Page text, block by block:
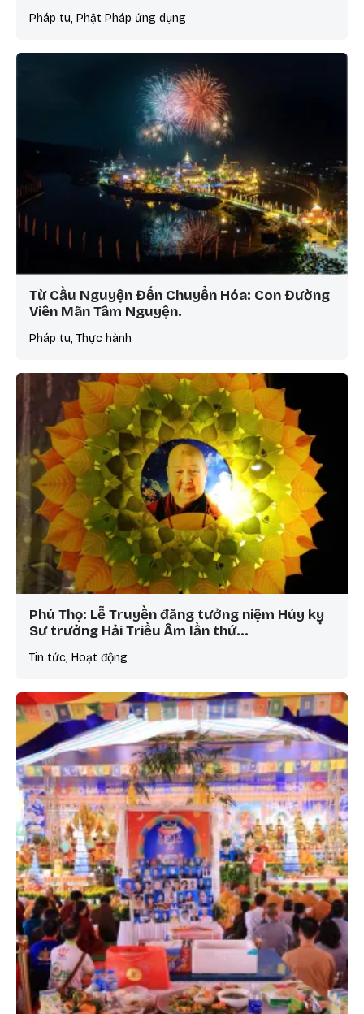
Pháp tu, Phật Pháp ứng dụng
Từ Cầu Nguyện Đến Chuyển Hóa: Con Đường
Viên Mãn Tâm Nguyện.
Pháp tu, Thực hành
Phú Thọ: Lễ Truyền đăng tưởng niệm Húy kỵ
Sư trưởng Hải Triều Âm lần thứ…
Tin tức, Hoạt động